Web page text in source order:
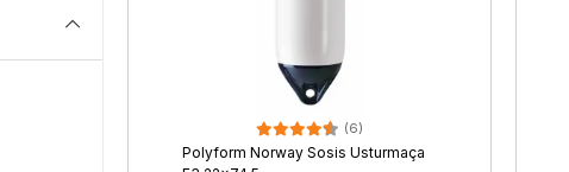
(6)
Polyform Norway Sosis Usturmaça